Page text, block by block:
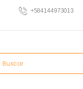
+584144973013